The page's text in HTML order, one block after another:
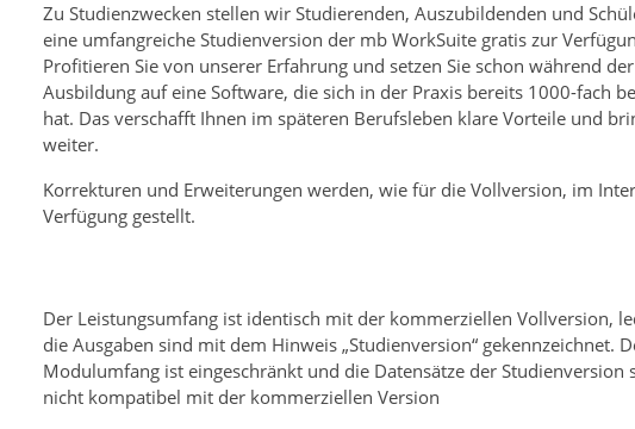
Zu Studienzwecken stellen wir Studierenden, Auszubildenden und
eine umfangreiche Studienversion der mb WorkSuite gratis zur
Profitieren Sie von unserer Erfahrung und setzen Sie schon während der
Ausbildung auf eine Software, die sich in der Praxis bereits 1000-fach
hat. Das verschafft Ihnen im späteren Berufsleben klare Vorteile und
weiter.
Korrekturen und Erweiterungen werden, wie für die Vollversion, im
Verfügung gestellt.
Der Leistungsumfang ist identisch mit der kommerziellen Vollversion,
die Ausgaben sind mit dem Hinweis „Studienversion“ gekennzeichnet.
Modulumfang ist eingeschränkt und die Datensätze der Studienversion
nicht kompatibel mit der kommerziellen Version